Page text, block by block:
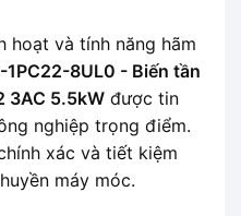
hoạt và tính năng hãm
1PC22-8UL0 - Biến tần
3AC 5.5kW được tin
nghiệp trọng điểm.
xác và tiết kiệm
máy móc.